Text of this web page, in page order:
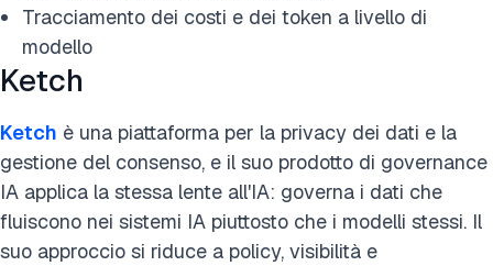
Tracciamento dei costi e dei token a livello di
modello
Ketch
Ketch è una piattaforma per la privacy dei dati e la
gestione del consenso, e il suo prodotto di governance
IA applica la stessa lente all'IA: governa i dati che
fluiscono nei sistemi IA piuttosto che i modelli stessi. Il
suo approccio si riduce a policy, visibilità e